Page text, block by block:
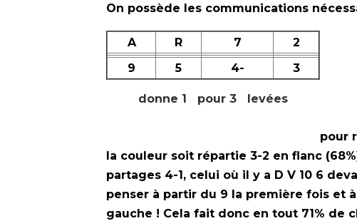
On possède les communications
donne 1 pour 3 levées
A R 7
2
9
5 4- 3
pour
la couleur soit répartie 3-2 en flanc
partages 4-1, celui où il y a D V 10 6
penser à partir du 9 la première fois et
gauche ! Cela fait donc en tout 71% de